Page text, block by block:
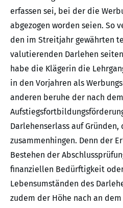
erfassen sei, bei der die
abgezogen worden seien. So
den im Streitjahr gewährten
valutierenden Darlehen
habe die Klägerin die
in den Vorjahren als
anderen beruhe der nach dem
Darlehenserlass auf
zusammenhingen. Denn der
Bestehen der
finanziellen Bedürftigkeit
Lebensumständen des
zudem der Höhe nach an